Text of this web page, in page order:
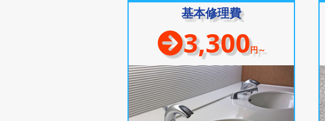
基本修理費
3,300円～